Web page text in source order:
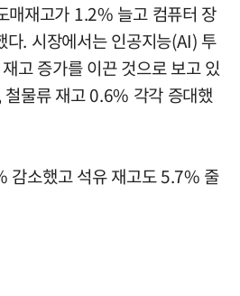
매재고가 1.2% 늘고 컴퓨터 장
. 시장에서는 인공지능(AI) 투
고 증가를 이끈 것으로 보고 있
물류 재고 0.6% 각각 증대했
감소했고 석유 재고도 5.7% 줄